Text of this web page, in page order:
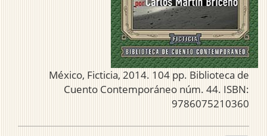
México, Ficticia, 2014. 104 pp. Biblioteca de
Cuento Contemporáneo núm. 44. ISBN:
9786075210360